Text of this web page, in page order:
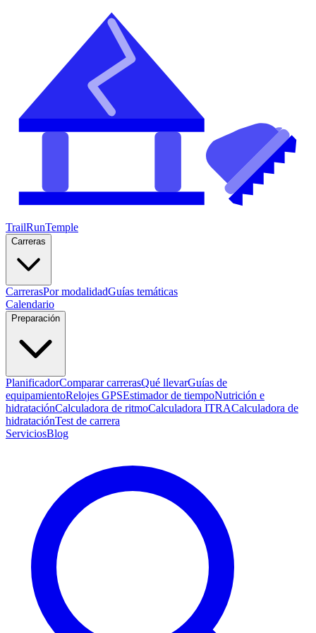
TrailRunTemple
Carreras
CarrerasPor modalidadGuías temáticas
Calendario
Preparación
PlanificadorComparar carrerasQué llevarGuías de
equipamientoRelojes GPSEstimador de tiempoNutrición e
hidrataciónCalculadora de ritmoCalculadora ITRACalculadora de
hidrataciónTest de carrera
ServiciosBlog